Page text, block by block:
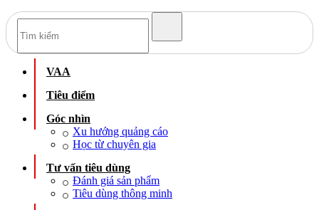
VAA
Tiêu điểm
Góc nhìn
Xu hướng quảng cáo
Học từ chuyên gia
Tư vấn tiêu dùng
Đánh giá sản phẩm
Tiêu dùng thông minh